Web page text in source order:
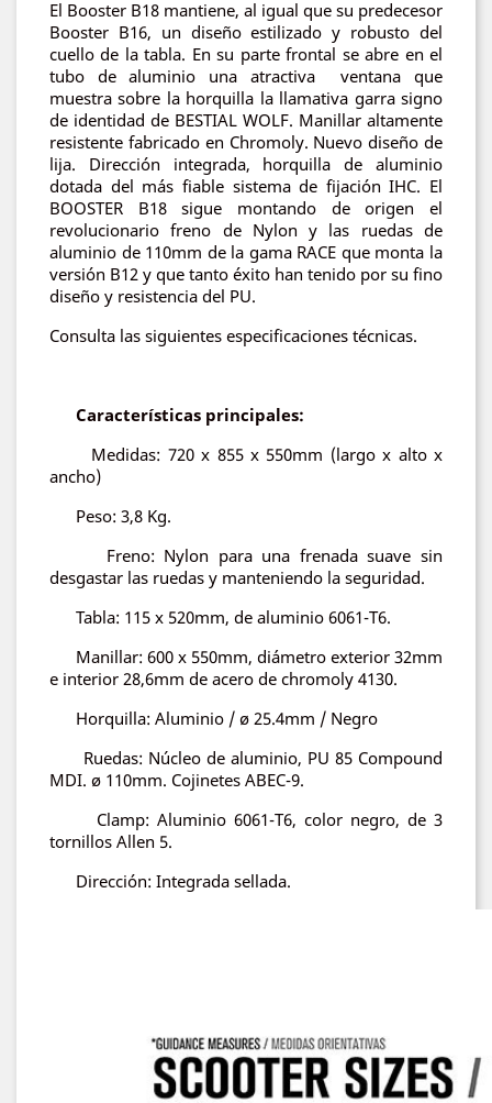
El Booster B18 mantiene, al igual que su predecesor
Booster B16, un diseño estilizado y robusto del
cuello de la tabla. En su parte frontal se abre en el
tubo de aluminio una atractiva ventana que
muestra sobre la horquilla la llamativa garra signo
de identidad de BESTIAL WOLF. Manillar altamente
resistente fabricado en Chromoly. Nuevo diseño de
lija. Dirección integrada, horquilla de aluminio
dotada del más fiable sistema de fijación IHC. El
BOOSTER B18 sigue montando de origen el
revolucionario freno de Nylon y las ruedas de
aluminio de 110mm de la gama RACE que monta la
versión B12 y que tanto éxito han tenido por su fino
diseño y resistencia del PU.
Consulta las siguientes especificaciones técnicas.
Características principales:
Medidas: 720 x 855 x 550mm (largo x alto x
ancho)
Peso: 3,8 Kg.
Freno: Nylon para una frenada suave sin
desgastar las ruedas y manteniendo la seguridad.
Tabla: 115 x 520mm, de aluminio 6061-T6.
Manillar: 600 x 550mm, diámetro exterior 32mm
e interior 28,6mm de acero de chromoly 4130.
Horquilla: Aluminio / ø 25.4mm / Negro
Ruedas: Núcleo de aluminio, PU 85 Compound
MDI. ø 110mm. Cojinetes ABEC-9.
Clamp: Aluminio 6061-T6, color negro, de 3
tornillos Allen 5.
Dirección: Integrada sellada.